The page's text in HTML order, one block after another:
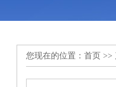
您现在的位置： 首页 >>